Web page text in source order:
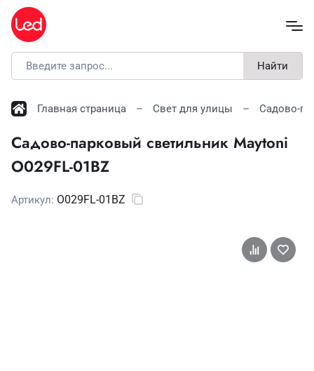
Найти
Главная страница Свет для улицы Садово-
Садово-парковый светильник Maytoni
O029FL-01BZ
Артикул: O029FL-01BZ